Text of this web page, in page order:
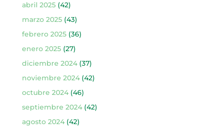
abril 2025(42)
marzo 2025(43)
febrero 2025(36)
enero 2025(27)
diciembre 2024(37)
noviembre 2024(42)
octubre 2024(46)
septiembre 2024(42)
agosto 2024(42)